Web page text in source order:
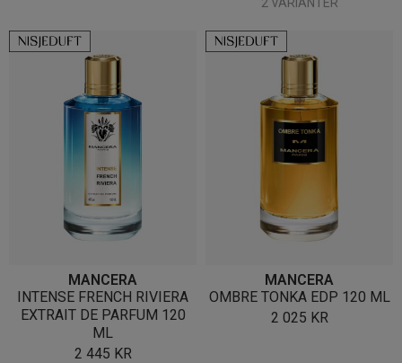
MANCERA
INTENSE FRENCH RIVIERA
EXTRAIT DE PARFUM 120
ML
2 445 KR
MANCERA
OMBRE TONKA EDP 120 ML
2 025 KR